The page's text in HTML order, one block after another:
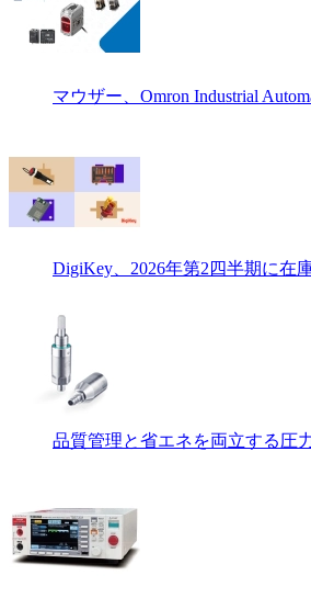
マウザー、Omron Industrial
DigiKey、2026年第2四半期に在
品質管理と省エネを両立する圧